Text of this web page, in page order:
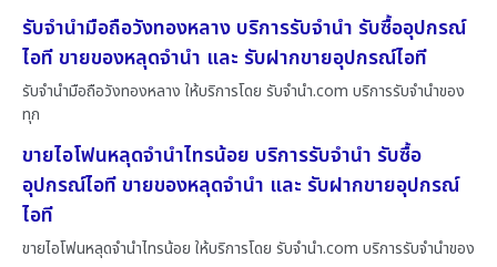
รับจำนำมือถือวังทองหลาง บริการรับจำนำ รับซื้ออุปกรณ์
ไอที ขายของหลุดจำนำ และ รับฝากขายอุปกรณ์ไอที
รับจำนำมือถือวังทองหลาง ให้บริการโดย รับจํานํา.com บริการรับจำนำของ
ทุก
ขายไอโฟนหลุดจำนำไทรน้อย บริการรับจำนำ รับซื้อ
อุปกรณ์ไอที ขายของหลุดจำนำ และ รับฝากขายอุปกรณ์
ไอที
ขายไอโฟนหลุดจำนำไทรน้อย ให้บริการโดย รับจํานํา.com บริการรับจำนำของ